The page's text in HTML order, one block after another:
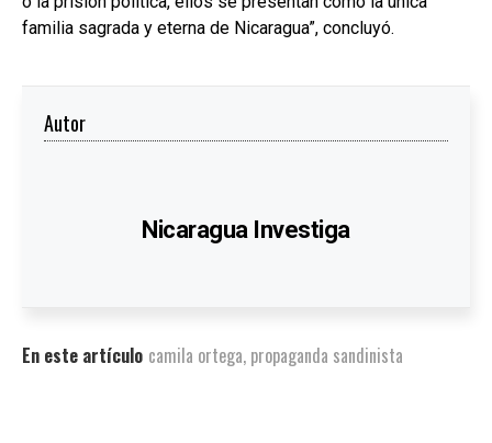
familia sagrada y eterna de Nicaragua”, concluyó.
Autor
Nicaragua Investiga
En este artículo camila ortega, propaganda sandinista